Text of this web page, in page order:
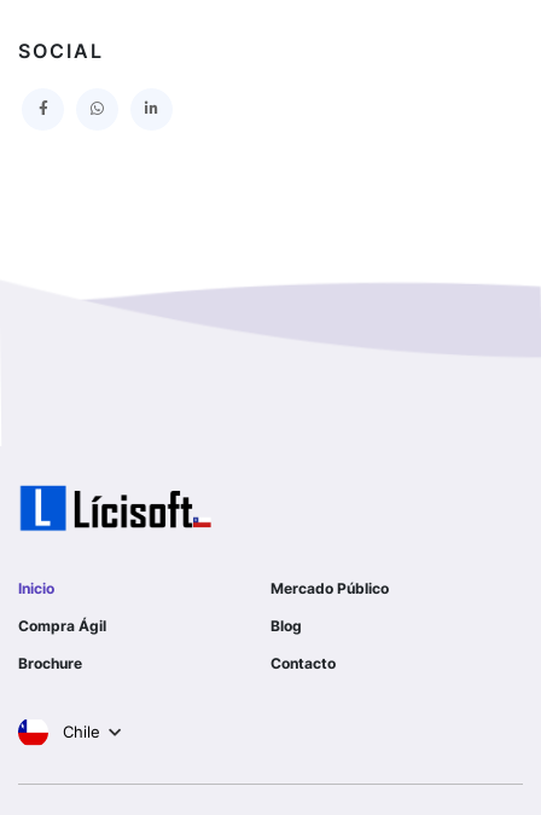
SERVICIO DE SALUD TALCAHUANO HOSPITAL DE
GOBERNACION PROVINCIAL DE TALCA
I MUNICIPALIDAD DE GORBEA
I MUNICIPALIDAD DE NINHUE
HOSPITAL REG RANCAGUA
Region Del Biobio
Tarapaca
SOCIAL
Inicio Mercado Público
Compra Ágil Blog
Brochure Contacto
Chile